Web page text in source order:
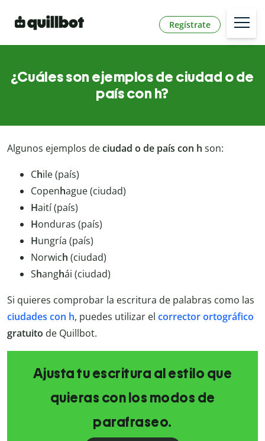
Regístrate
¿Cuáles son ejemplos de ciudad o de
país con h?
Algunos ejemplos deciudad o de país con h son:
Chile (país)
Copenhague (ciudad)
Haití (país)
Honduras (país)
Hungría (país)
Norwich (ciudad)
Shanghái (ciudad)
Si quieres comprobar la escritura de palabras como las
ciudades con h, puedes utilizar el corrector ortográfico
gratuito de Quillbot.
Ajusta tu escritura al estilo que
quieras con los modos de
parafraseo.